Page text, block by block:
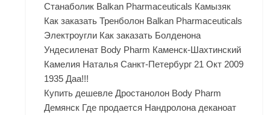
Станаболик Balkan Pharmaceuticals Камызяк
Как заказать Тренболон Balkan Pharmaceuticals
Электроугли Как заказать Болденона
Ундесиленат Body Pharm Каменск-Шахтинский
Камелия Наталья Санкт-Петербург 21 Окт 2009
1935 Даа!!!
Купить дешевле Дростанолон Body Pharm
Демянск Где продается Нандролона деканоат